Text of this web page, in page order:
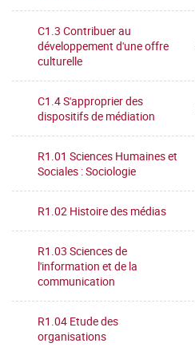
C1.3 Contribuer au
développement d'une offre
culturelle
C1.4 S'approprier des
dispositifs de médiation
R1.01 Sciences Humaines et
Sociales : Sociologie
R1.02 Histoire des médias
R1.03 Sciences de
l'information et de la
communication
R1.04 Etude des
organisations